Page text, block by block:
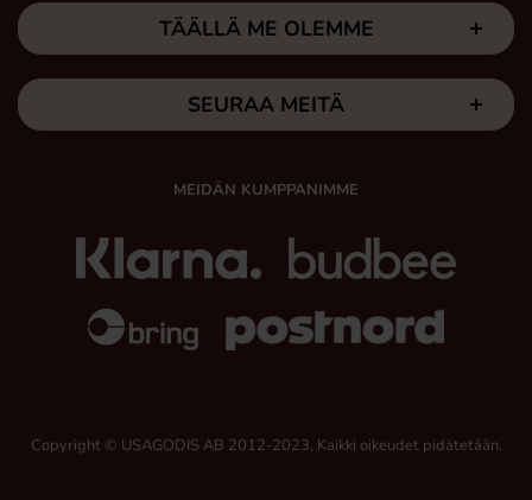
TÄÄLLÄ ME OLEMME
SEURAA MEITÄ
MEIDÄN KUMPPANIMME
Copyright © USAGODIS AB 2012-2023, Kaikki oikeudet pidätetään.